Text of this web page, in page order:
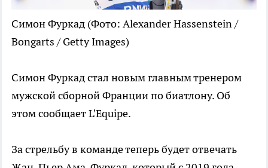
Симон Фуркад (Фото: Alexander Hassenstein /
Bongarts / Getty Images)
Симон Фуркад стал новым главным тренером
мужской сборной Франции по биатлону. Об
этом сообщает L'Equipe.
За стрельбу в команде теперь будет отвечать